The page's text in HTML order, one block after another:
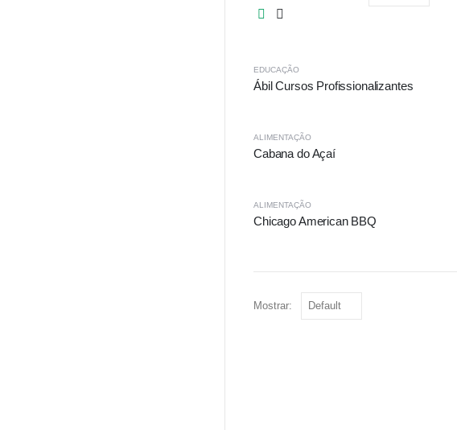
EDUCAÇÃO
Ábil Cursos Profissionalizantes
ALIMENTAÇÃO
Cabana do Açaí
ALIMENTAÇÃO
Chicago American BBQ
Mostrar: